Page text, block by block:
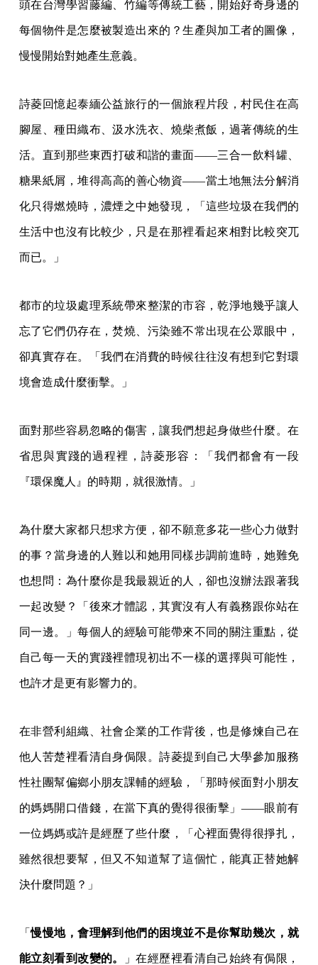
頭在台灣學習藤編、竹編等傳統工藝，開始好奇身邊的
每個物件是怎麼被製造出來的？生產與加工者的圖像，
慢慢開始對她產生意義。
詩菱回憶起泰緬公益旅行的一個旅程片段，村民住在高
腳屋、種田織布、汲水洗衣、燒柴煮飯，過著傳統的生
活。直到那些東西打破和諧的畫面——三合一飲料罐、
糖果紙屑，堆得高高的善心物資——當土地無法分解消
化只得燃燒時，濃煙之中她發現，「這些垃圾在我們的
生活中也沒有比較少，只是在那裡看起來相對比較突兀
而已。」
都市的垃圾處理系統帶來整潔的市容，乾淨地幾乎讓人
忘了它們仍存在，焚燒、污染雖不常出現在公眾眼中，
卻真實存在。「我們在消費的時候往往沒有想到它對環
境會造成什麼衝擊。」
面對那些容易忽略的傷害，讓我們想起身做些什麼。在
省思與實踐的過程裡，詩菱形容：「我們都會有一段
『環保魔人』的時期，就很激情。」
為什麼大家都只想求方便，卻不願意多花一些心力做對
的事？當身邊的人難以和她用同樣步調前進時，她難免
也想問：為什麼你是我最親近的人，卻也沒辦法跟著我
一起改變？「後來才體認，其實沒有人有義務跟你站在
同一邊。」每個人的經驗可能帶來不同的關注重點，從
自己每一天的實踐裡體現初出不一樣的選擇與可能性，
也許才是更有影響力的。
在非營利組織、社會企業的工作背後，也是修煉自己在
他人苦楚裡看清自身侷限。詩菱提到自己大學參加服務
性社團幫偏鄉小朋友課輔的經驗，「那時候面對小朋友
的媽媽開口借錢，在當下真的覺得很衝擊」——眼前有
一位媽媽或許是經歷了些什麼，「心裡面覺得很掙扎，
雖然很想要幫，但又不知道幫了這個忙，能真正替她解
決什麼問題？」
「慢慢地，會理解到他們的困境並不是你幫助幾次，就
能立刻看到改變的。 」在經歷裡看清自己始終有侷限，